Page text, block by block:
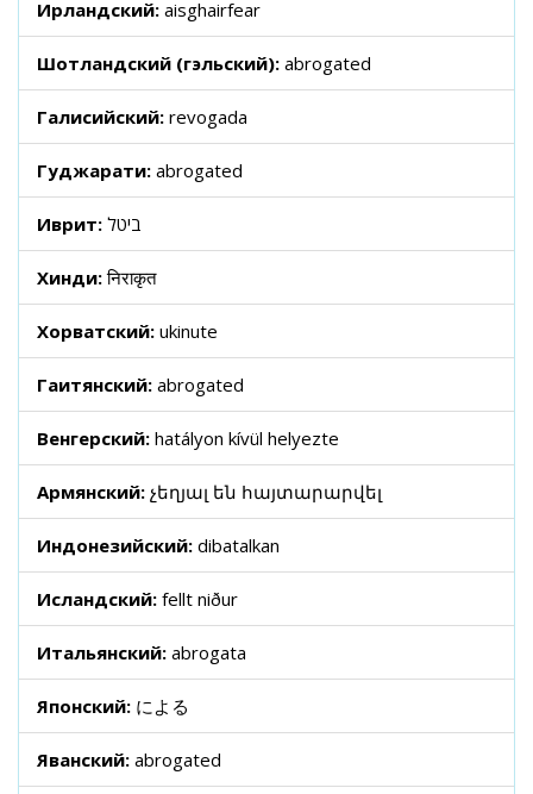
Ирландский: aisghairfear
Шотландский (гэльский): abrogated
Галисийский: revogada
Гуджарати: abrogated
Иврит: ביטל
Хинди:निराकृत
Хорватский: ukinute
Гаитянский: abrogated
Венгерский: hatályon kívül helyezte
Армянский: չեղյալ են հայտարարվել
Индонезийский: dibatalkan
Исландский: fellt niður
Итальянский: abrogata
Японский: による
Яванский: abrogated